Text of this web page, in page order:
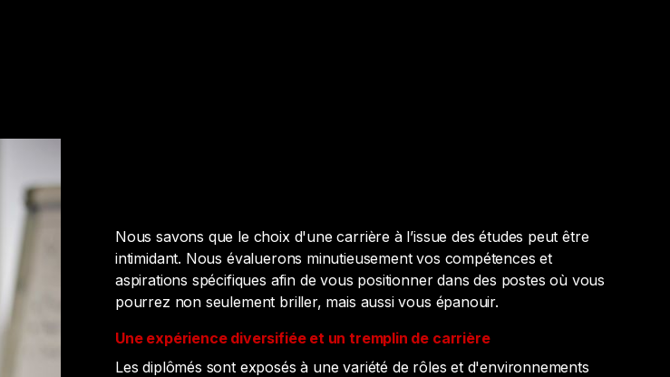
Nous savons que le choix d'une carrière à l’issue des études peut être
intimidant. Nous évaluerons minutieusement vos compétences et
aspirations spécifiques afin de vous positionner dans des postes où vous
pourrez non seulement briller, mais aussi vous épanouir.
Une expérience diversifiée et un tremplin de carrière
Les diplômés sont exposés à une variété de rôles et d'environnements